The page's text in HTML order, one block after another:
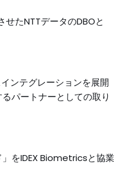
せたNTTデータのDBOと
ンテグレーションを展開
パートナーとしての取り
」をIDEX Biometricsと協業